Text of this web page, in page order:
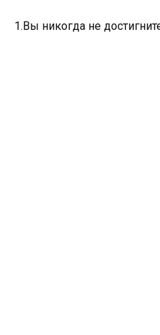
1.Вы никогда не